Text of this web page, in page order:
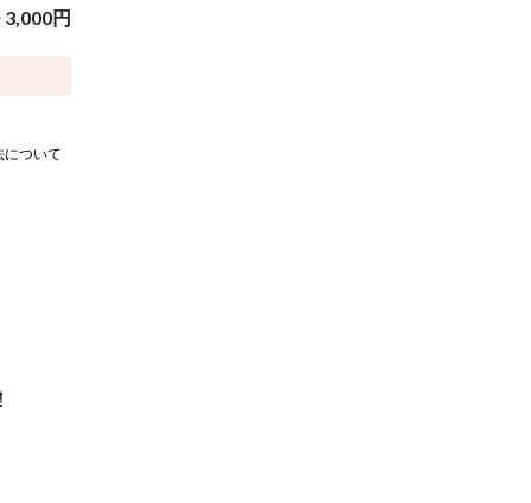
3,000円
について